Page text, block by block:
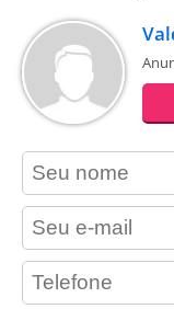
contact_name
contact_email
contact_phone